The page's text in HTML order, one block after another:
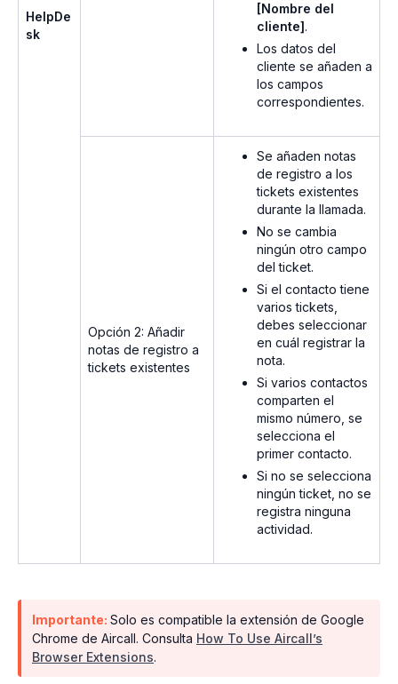
HelpDe
sk
[Nombre del
cliente].
Los datos del
cliente se añaden a
los campos
correspondientes.
Opción 2: Añadir
notas de registro a
tickets existentes
Se añaden notas
de registro a los
tickets existentes
durante la llamada.
No se cambia
ningún otro campo
del ticket.
Si el contacto tiene
varios tickets,
debes seleccionar
en cuál registrar la
nota.
Si varios contactos
comparten el
mismo número, se
selecciona el
primer contacto.
Si no se selecciona
ningún ticket, no se
registra ninguna
actividad.
Importante: Solo es compatible la extensión de Google
Chrome de Aircall. Consulta How To Use Aircall’s
Browser Extensions.